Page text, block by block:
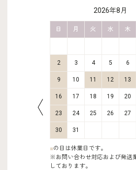
2026年8月
日 月 火 水 木
2 3 4 5 6
9 10 11 12 13
16 17 18 19 20
23 24 25 26 27
30 31
■の日は休業日です。
※お問い合わせ対応および発送
しております。